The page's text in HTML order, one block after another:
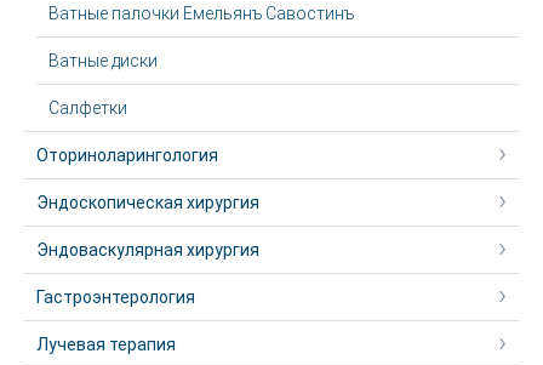
Ватные палочки Емельянъ Савостинъ
Ватные диски
Салфетки
Оториноларингология
Эндоскопическая хирургия
Эндоваскулярная хирургия
Гастроэнтерология
Лучевая терапия